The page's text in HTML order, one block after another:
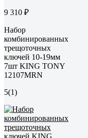
9 310 ₽
Набор
комбинированных
трещоточных
ключей 10-19мм
7шт KING TONY
12107MRN
5(1)